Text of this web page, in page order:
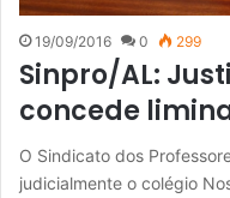
19/09/2016 0 299
Sinpro/AL:
concede
O Sindicato dos
judicialmente o colégio